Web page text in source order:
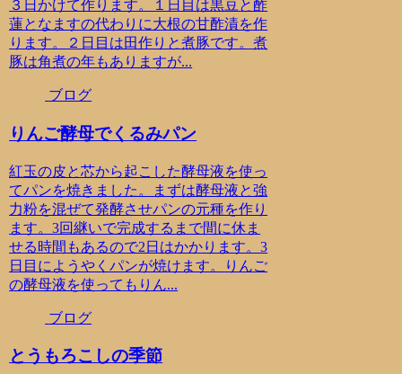
３日かけて作ります。１日目は黒豆と酢
蓮となますの代わりに大根の甘酢漬を作
ります。２日目は田作りと煮豚です。煮
豚は角煮の年もありますが...
ブログ
りんご酵母でくるみパン
紅玉の皮と芯から起こした酵母液を使っ
てパンを焼きました。まずは酵母液と強
力粉を混ぜて発酵させパンの元種を作り
ます。3回継いで完成するまで間に休ま
せる時間もあるので2日はかかります。3
日目にようやくパンが焼けます。りんご
の酵母液を使ってもりん...
ブログ
とうもろこしの季節